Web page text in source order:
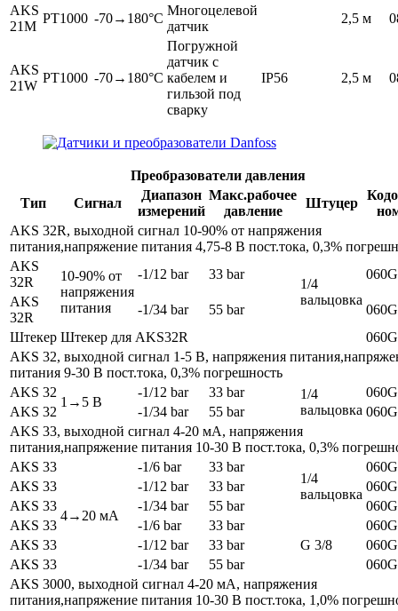
AKS
21M
PT1000 -70→180°C
Многоцелевой
датчик
2,5 м
AKS
21W
PT1000 -70→180°C
Погружной
датчик с
кабелем и
гильзой под
сварку
IP56 2,5 м
Преобразователи давления
Тип
Сигнал
Диапазон
измерений
Макс.рабочее
давление
Штуцер
AKS 32R, выходной сигнал 10-90% от напряжения
питания,напряжение питания 4,75-8 В пост.тока, 0,3%
AKS
32R
10-90% от
напряжения
питания
-1/12 bar 33 bar
1/4
вальцовка
AKS
32R
-1/34 bar 55 bar
Штекер Штекер для AKS32R
AKS 32, выходной сигнал 1-5 В, напряжения
питания 9-30 В пост.тока, 0,3% погрешность
AKS 32
1→5 В
-1/12 bar 33 bar
1/4
вальцовка
AKS 32
-1/34 bar 55 bar
AKS 33, выходной сигнал 4-20 мА, напряжения
питания,напряжение питания 10-30 В пост.тока, 0,3%
AKS 33
4→20 мА
-1/6 bar 33 bar
1/4
вальцовка
AKS 33
-1/12 bar 33 bar
AKS 33
-1/34 bar 55 bar
AKS 33
-1/6 bar
33 bar
G 3/8
AKS 33
-1/12 bar 33 bar
AKS 33
-1/34 bar 55 bar
AKS 3000, выходной сигнал 4-20 мА, напряжения
питания,напряжение питания 10-30 В пост.тока, 1,0%